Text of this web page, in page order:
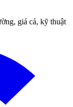
giá cả, kỹ thuật